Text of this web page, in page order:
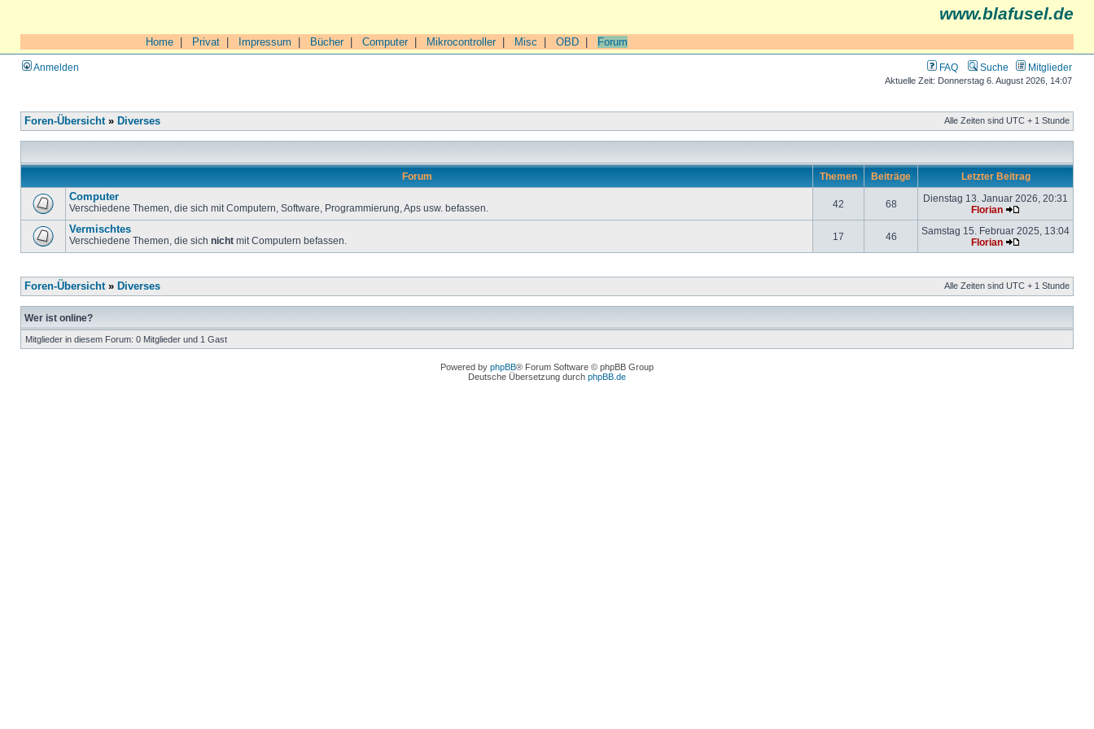
www.blafusel.de
Home Privat Impressum Bücher| Computer| Mikrocontroller| Misc OBD Forum
Anmelden FAQ Suche Mitglieder
Aktuelle Zeit: Donnerstag 6. August 2026, 14:07
Foren-Übersicht» Diverses Alle Zeiten sind UTC + 1 Stunde
Forum Themen Beiträge Letzter Beitrag
Computer
Verschiedene Themen, die sich mit Computern, Software, Programmierung, Aps usw. befassen. 42 68
Dienstag 13. Januar 2026, 20:31
Florian
Vermischtes
Verschiedene Themen, die sich nicht mit Computern befassen. 17 46
Samstag 15. Februar 2025, 13:04
Florian
Foren-Übersicht» Diverses Alle Zeiten sind UTC + 1 Stunde
Wer ist online?
Mitglieder in diesem Forum: 0 Mitglieder und 1 Gast
Powered by phpBB® Forum Software © phpBB Group
Deutsche Übersetzung durch phpBB.de